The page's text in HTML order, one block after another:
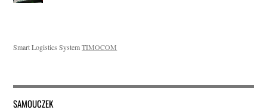
Smart Logistics SystemTIMOCOM
SAMOUCZEK